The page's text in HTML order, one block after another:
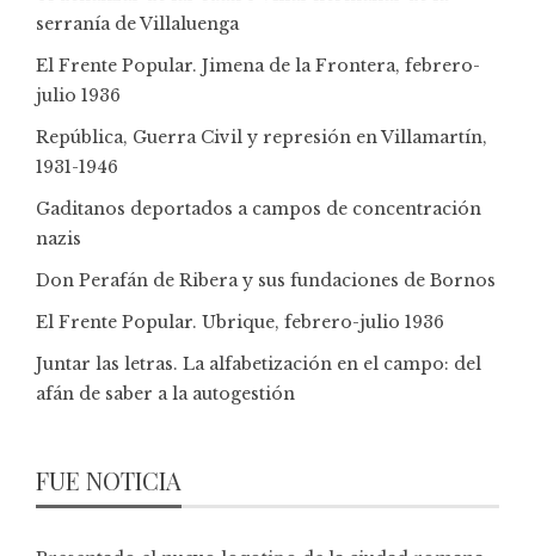
serranía de Villaluenga
El Frente Popular. Jimena de la Frontera, febrero-
julio 1936
República, Guerra Civil y represión en Villamartín,
1931-1946
Gaditanos deportados a campos de concentración
nazis
Don Perafán de Ribera y sus fundaciones de Bornos
El Frente Popular. Ubrique, febrero-julio 1936
Juntar las letras. La alfabetización en el campo: del
afán de saber a la autogestión
FUE NOTICIA